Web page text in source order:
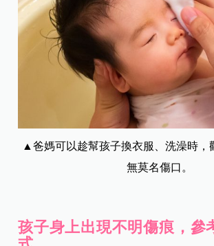
▲爸媽可以趁幫孩子換衣服、洗澡時，
無莫名傷口。
孩子身上出現不明傷痕，參